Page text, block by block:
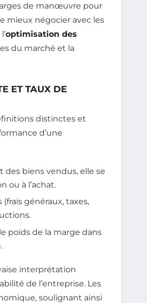
de manœuvre pour
mieux négocier avec les
optimisation des
du marché et la
ET TAUX DE
distinctes et
d’une
des biens vendus, elle se
ou à l’achat.
généraux, taxes,
poids de la marge dans
interprétation
de l’entreprise. Les
soulignant ainsi